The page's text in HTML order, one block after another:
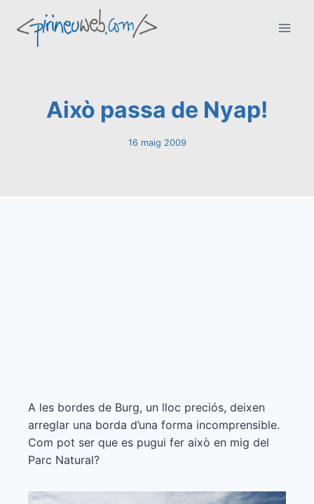
contingut
Això passa de Nyap!
16 maig 2009
A les bordes de Burg, un lloc preciós, deixen
arreglar una borda d’una forma incomprensible.
Com pot ser que es pugui fer això en mig del
Parc Natural?